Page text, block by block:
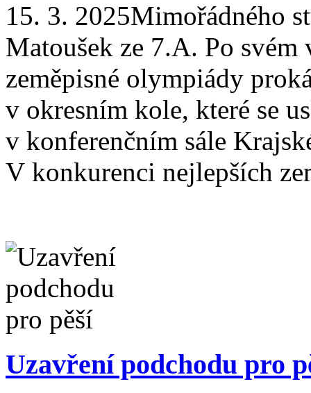
15. 3. 2025Mimořádného
Matoušek ze 7.A. Po
zeměpisné olympiády
v okresním kole, které se
v konferenčním sále
V konkurenci nejlepších
Uzavření podchodu pro